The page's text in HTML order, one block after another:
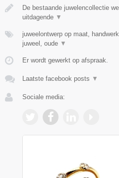
De bestaande juwelencollectie
uitdagende ▼
juweelontwerp op maat,
juweel, oude ▼
Er wordt gewerkt op afspraak.
Laatste facebook posts ▼
Sociale media: